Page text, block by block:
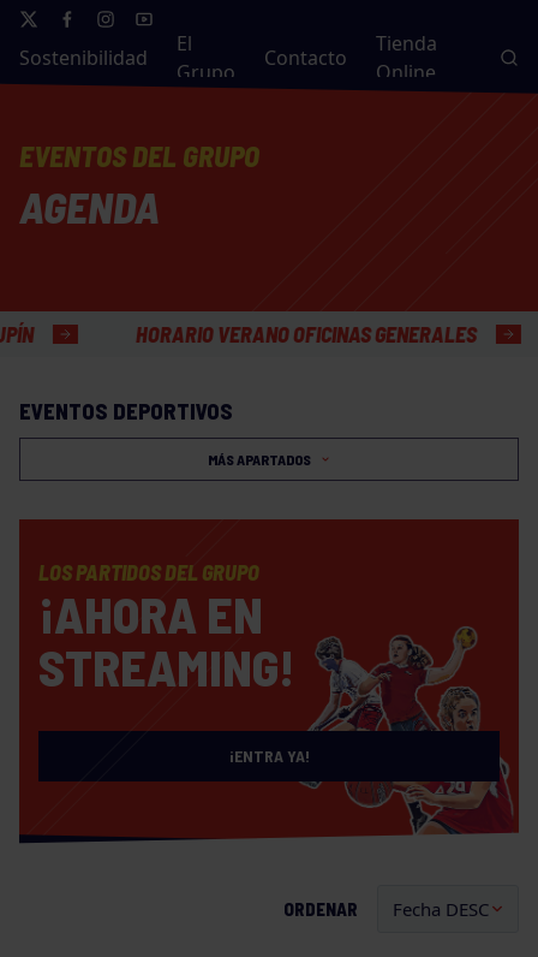
Sostenibilidad
El
Grupo
Contacto
Tienda
Online
EVENTOS DEL GRUPO
AGENDA
HORARIO VERANO OFICINAS GENERALES
EVENTOS DEPORTIVOS
MÁS APARTADOS
LOS PARTIDOS DEL GRUPO
¡AHORA EN
STREAMING!
¡ENTRA YA!
ORDENAR